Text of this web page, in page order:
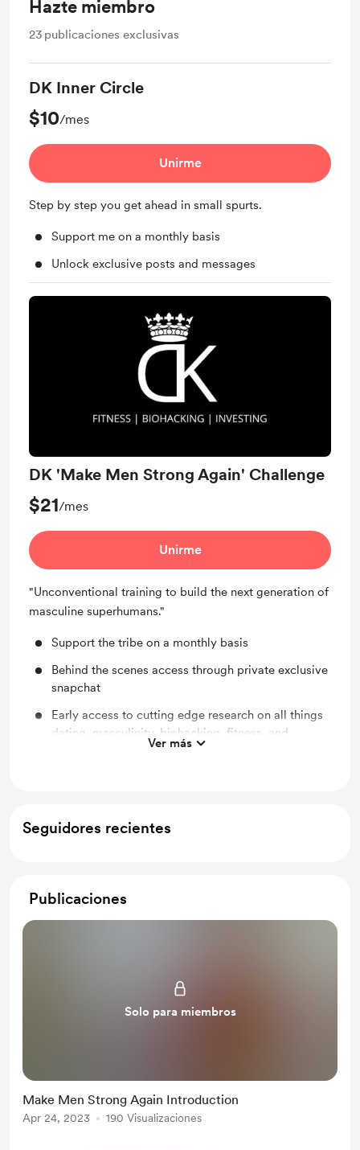
Hazte miembro
23 publicaciones exclusivas
DK Inner Circle
$10/mes
Unirme
Step by step you get ahead in small spurts.
Support me on a monthly basis
Unlock exclusive posts and messages
DK 'Make Men Strong Again' Challenge
$21/mes
Unirme
"Unconventional training to build the next generation of
masculine superhumans."
Support the tribe on a monthly basis
Behind the scenes access through private exclusive
snapchat
Early access to cutting edge research on all things
dating, masculinity, biohacking, fitness, and
Ver más
Seguidores recientes
Publicaciones
Solo para miembros
Make Men Strong Again Introduction
Apr 24, 2023 190 Visualizaciones